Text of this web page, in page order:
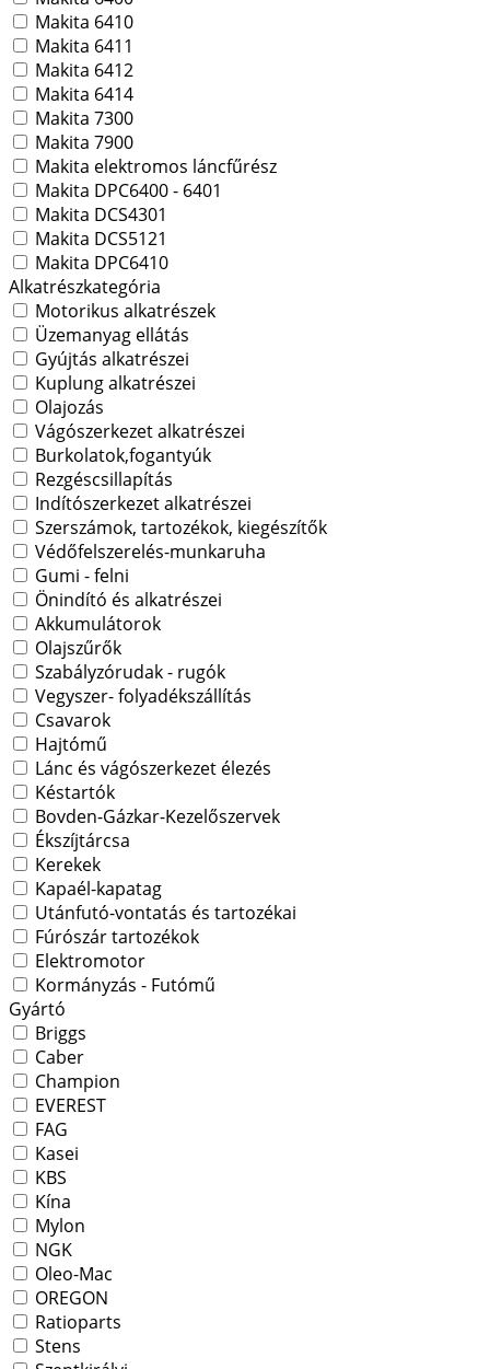
Makita 6410
Makita 6411
Makita 6412
Makita 6414
Makita 7300
Makita 7900
Makita elektromos láncfűrész
Makita DPC6400 - 6401
Makita DCS4301
Makita DCS5121
Makita DPC6410
Alkatrészkategória
Motorikus alkatrészek
Üzemanyag ellátás
Gyújtás alkatrészei
Kuplung alkatrészei
Olajozás
Vágószerkezet alkatrészei
Burkolatok,fogantyúk
Rezgéscsillapítás
Indítószerkezet alkatrészei
Szerszámok, tartozékok, kiegészítők
Védőfelszerelés-munkaruha
Gumi - felni
Önindító és alkatrészei
Akkumulátorok
Olajszűrők
Szabályzórudak - rugók
Vegyszer- folyadékszállítás
Csavarok
Hajtómű
Lánc és vágószerkezet élezés
Késtartók
Bovden-Gázkar-Kezelőszervek
Ékszíjtárcsa
Kerekek
Kapaél-kapatag
Utánfutó-vontatás és tartozékai
Fúrószár tartozékok
Elektromotor
Kormányzás - Futómű
Gyártó
Briggs
Caber
Champion
EVEREST
FAG
Kasei
KBS
Kína
Mylon
NGK
Oleo-Mac
OREGON
Ratioparts
Stens